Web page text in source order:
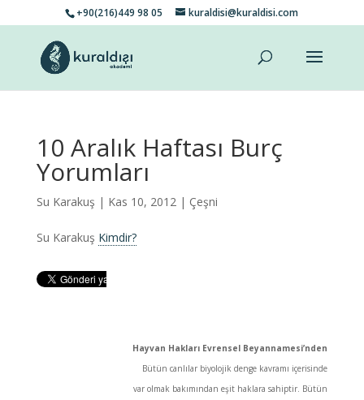
+90(216)449 98 05 kuraldisi@kuraldisi.com
10 Aralık Haftası Burç
Yorumları
Su Karakuş | Kas 10, 2012 | Çeşni
Su Karakuş Kimdir?
Hayvan Hakları Evrensel Beyannamesi’nden
Bütün canlılar biyolojik denge kavramı içerisinde
var olmak bakımından eşit haklara sahiptir. Bütün